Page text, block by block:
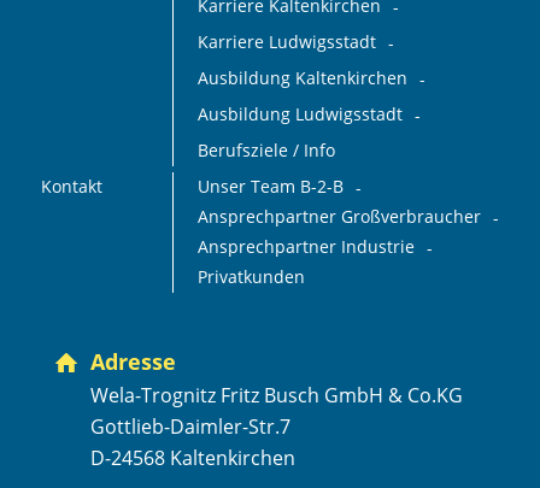
Karriere Kaltenkirchen
Karriere Ludwigsstadt
Ausbildung Kaltenkirchen
Ausbildung Ludwigsstadt
Berufsziele / Info
Kontakt
Unser Team B-2-B
Ansprechpartner Großverbraucher
Ansprechpartner Industrie
Privatkunden
Adresse
Wela-Trognitz Fritz Busch GmbH & Co.KG
Gottlieb-Daimler-Str.7
D-24568 Kaltenkirchen